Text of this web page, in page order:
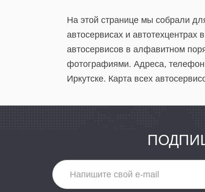
На этой странице мы собрали
автосервисах и
автосервисов в алфавитном
фотографиями. Адреса,
Иркутске. Карта всех